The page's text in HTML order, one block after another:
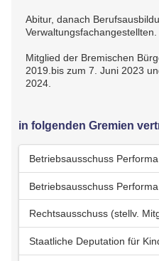
Abitur, danach
Verwaltungsfachangestellten.
Mitglied der Bremischen
2019.bis zum 7. Juni 2023
2024.
in folgenden Gremien
Betriebsausschuss
Betriebsausschuss
Rechtsausschuss (stellv.
Staatliche Deputation für